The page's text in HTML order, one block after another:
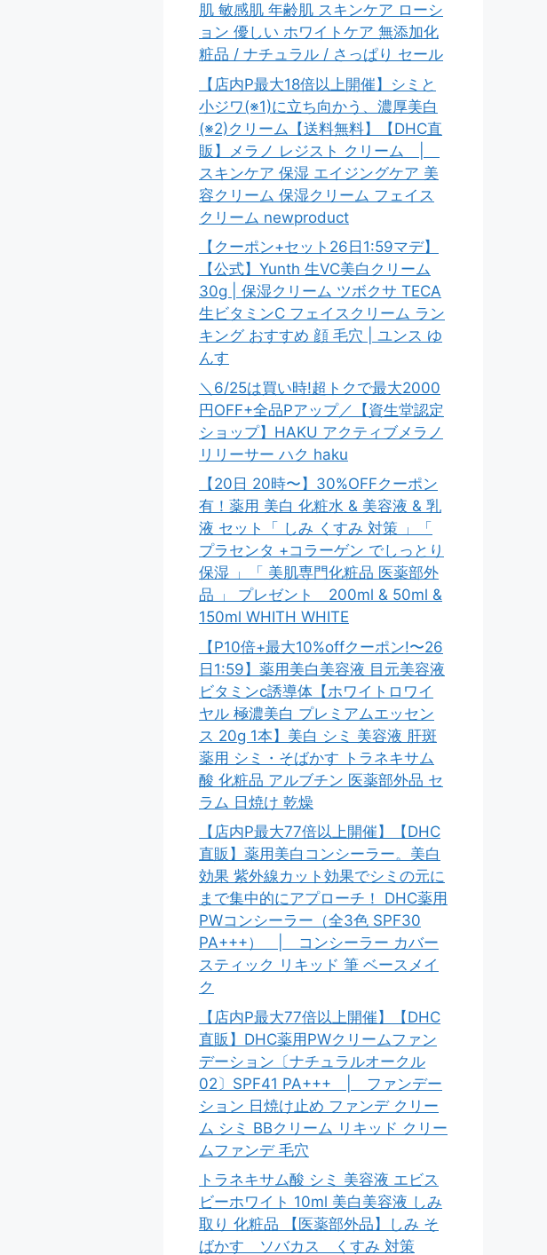
肌 敏感肌 年齢肌 スキンケア ローシ
ョン 優しい ホワイトケア 無添加化
粧品 / ナチュラル / さっぱり セール
【店内P最大18倍以上開催】シミと
小ジワ(※1)に立ち向かう、濃厚美白
(※2)クリーム【送料無料】【DHC直
販】メラノ レジスト クリーム |
スキンケア 保湿 エイジングケア 美
容クリーム 保湿クリーム フェイス
クリーム newproduct
【クーポン+セット26日1:59マデ】
【公式】Yunth 生VC美白クリーム
30g | 保湿クリーム ツボクサ TECA
生ビタミンC フェイスクリーム ラン
キング おすすめ 顔 毛穴 | ユンス ゆ
んす
＼6/25は買い時!超トクで最大2000
円OFF+全品Pアップ／【資生堂認定
ショップ】HAKU アクティブメラノ
リリーサー ハク haku
【20日 20時〜】30%OFFクーポン
有！薬用 美白 化粧水 & 美容液 & 乳
液 セット「 しみ くすみ 対策 」「
プラセンタ +コラーゲン でしっとり
保湿 」「 美肌専門化粧品 医薬部外
品 」 プレゼント 200ml & 50ml &
150ml WHITH WHITE
【P10倍+最大10%offクーポン!〜26
日1:59】薬用美白美容液 目元美容液
ビタミンc誘導体【ホワイトロワイ
ヤル 極濃美白 プレミアムエッセン
ス 20g 1本】美白 シミ 美容液 肝斑
薬用 シミ・そばかす トラネキサム
酸 化粧品 アルブチン 医薬部外品 セ
ラム 日焼け 乾燥
【店内P最大77倍以上開催】【DHC
直販】薬用美白コンシーラー。美白
効果 紫外線カット効果でシミの元に
まで集中的にアプローチ！ DHC薬用
PWコンシーラー（全3色 SPF30
PA+++） | コンシーラー カバー
スティック リキッド 筆 ベースメイ
ク
【店内P最大77倍以上開催】【DHC
直販】DHC薬用PWクリームファン
デーション〔ナチュラルオークル
02〕SPF41 PA+++ | ファンデー
ション 日焼け止め ファンデ クリー
ム シミ BBクリーム リキッド クリー
ムファンデ 毛穴
トラネキサム酸 シミ 美容液 エビス
ビーホワイト 10ml 美白美容液 しみ
取り 化粧品 【医薬部外品】しみ そ
ばかす ソバカス くすみ 対策